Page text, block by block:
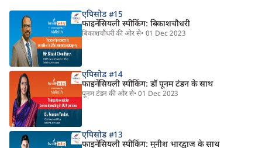
एपिसोड #15
फाइनेंसियली स्पीकिंग: बिकाशचौधरी
बिकाशचौधरी की ओर से• 01 Dec 2023
एपिसोड #14
फाइनेंसियली स्पीकिंग: डॉ पूनम टंडन के साथ
पूनम टंडन की ओर से• 01 Dec 2023
एपिसोड #13
फाइनेंसियली स्पीकिंग: मुनीश भारद्वाज के साथ